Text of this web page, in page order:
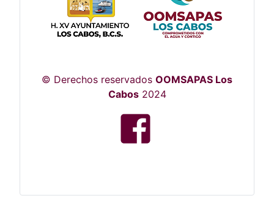
© Derechos reservados OOMSAPAS Los
Cabos2024